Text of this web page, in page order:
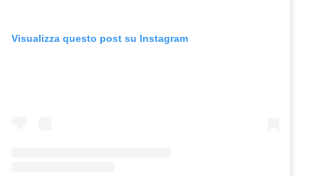
Visualizza questo post su Instagram